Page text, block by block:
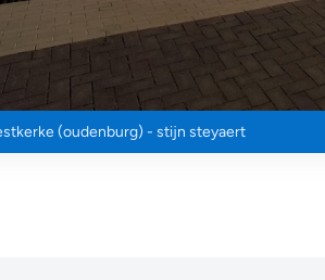
(oudenburg) - stijn steyaert